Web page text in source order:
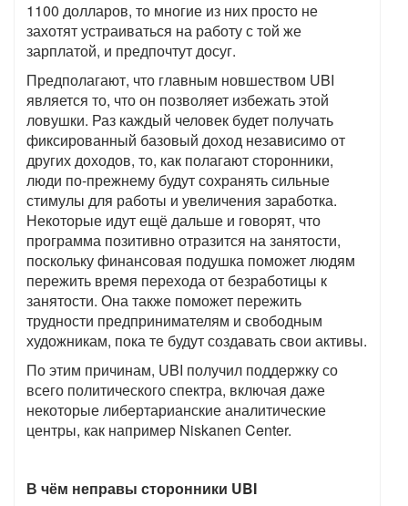
1100 долларов, то многие из них просто не
захотят устраиваться на работу с той же
зарплатой, и предпочтут досуг.
Предполагают, что главным новшеством UBI
является то, что он позволяет избежать этой
ловушки. Раз каждый человек будет получать
фиксированный базовый доход независимо от
других доходов, то, как полагают сторонники,
люди по-прежнему будут сохранять сильные
стимулы для работы и увеличения заработка.
Некоторые идут ещё дальше и говорят, что
программа позитивно отразится на занятости,
поскольку финансовая подушка поможет людям
пережить время перехода от безработицы к
занятости. Она также поможет пережить
трудности предпринимателям и свободным
художникам, пока те будут создавать свои активы.
По этим причинам, UBI получил поддержку со
всего политического спектра, включая даже
некоторые либертарианские аналитические
центры, как например Niskanen Center.
В чём неправы сторонники UBI